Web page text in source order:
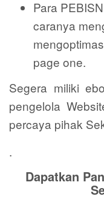
Para
caranya
page one.
Segera miliki
pengelola
percaya pihak
.
Dapatkan